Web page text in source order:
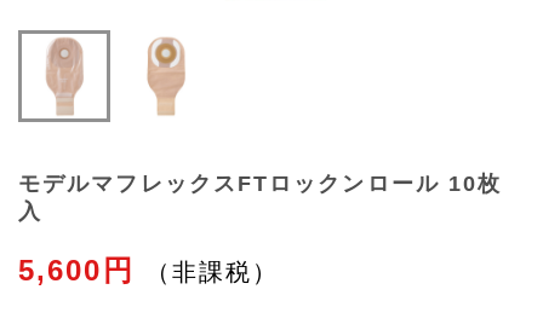
モデルマフレックスFTロックンロール 10枚
入
5,600円